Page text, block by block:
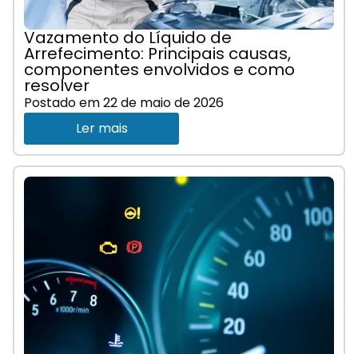
Vazamento do Líquido de
Arrefecimento: Principais causas,
componentes envolvidos e como
resolver
Postado em22 de maio de 2026
Ler mais